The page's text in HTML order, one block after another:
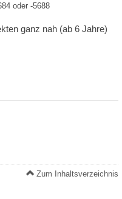
oder -5688
ganz nah (ab 6 Jahre)
Zum Inhaltsverzeichnis